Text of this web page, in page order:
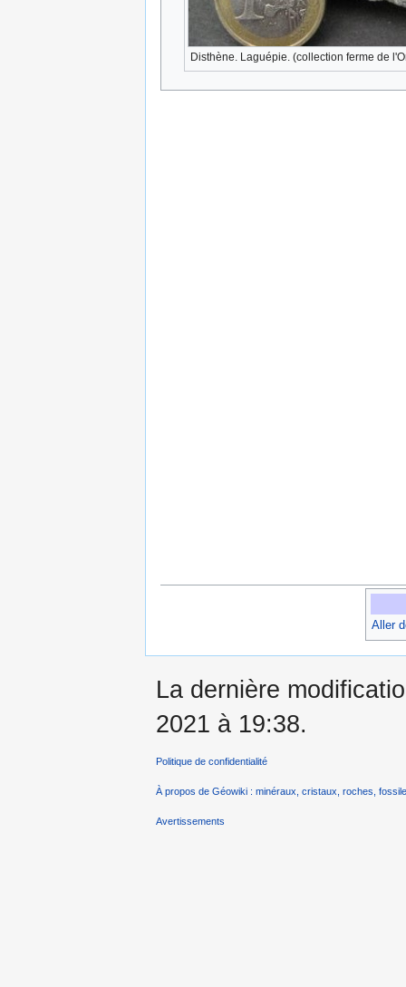
Disthène. Laguépie. (collection ferme de
Aller
La dernière
2021 à 19:38.
Politique de confidentialité
À propos de Géowiki : minéraux, cristaux, roches,
Avertissements